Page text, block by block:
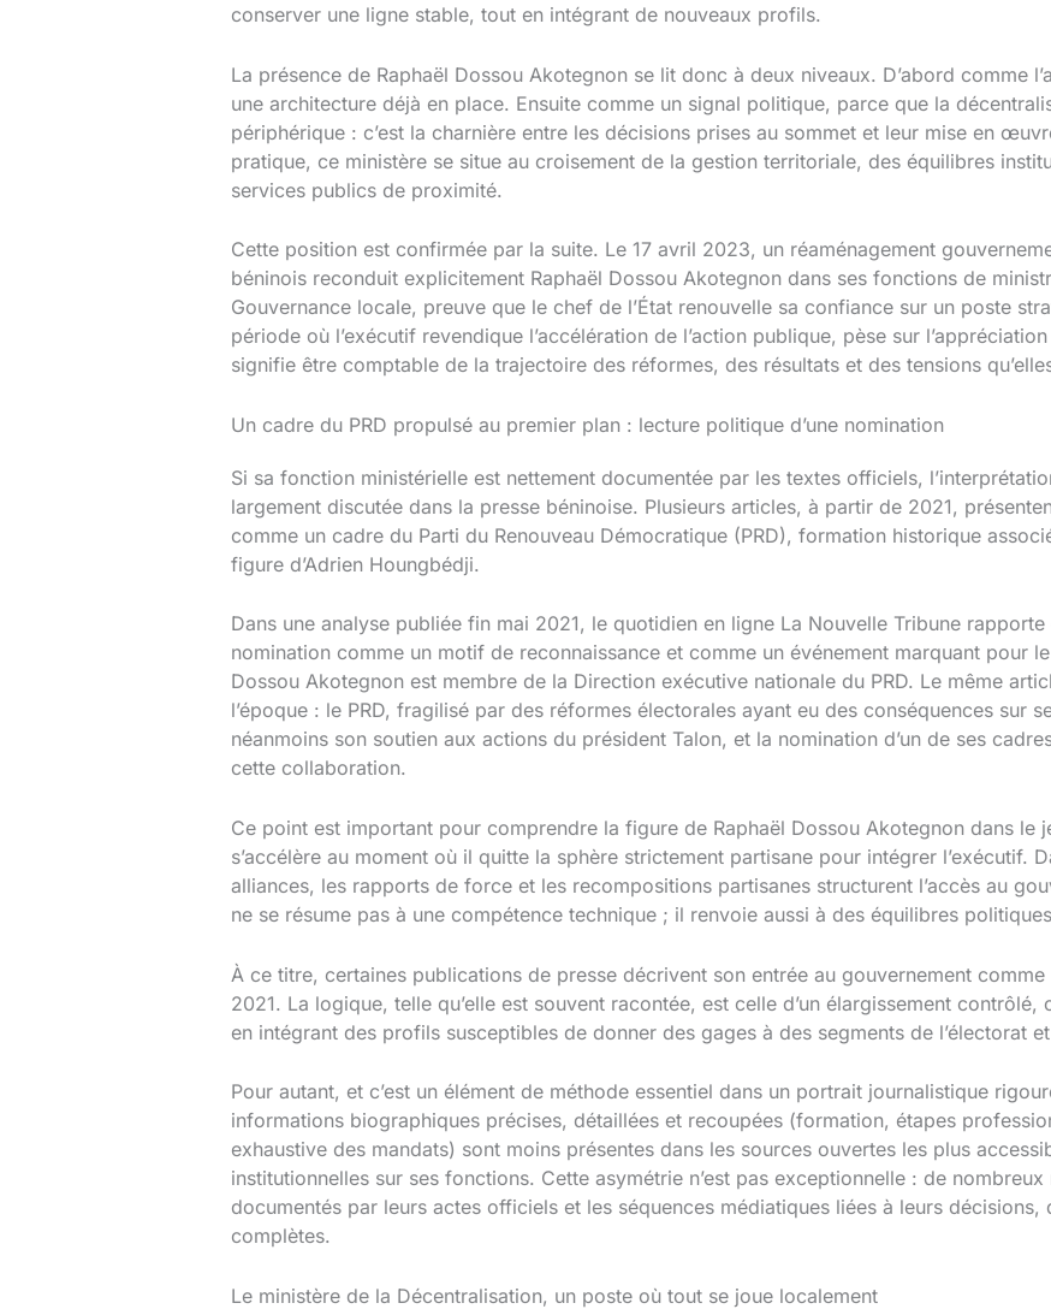
conserver une ligne stable, tout en intégrant de nouveaux profils.
La présence de Raphaël Dossou Akotegnon se lit donc à deux niveaux. D’abord comme
une architecture déjà en place. Ensuite comme un signal politique, parce que la
périphérique : c’est la charnière entre les décisions prises au sommet et leur mise en
pratique, ce ministère se situe au croisement de la gestion territoriale, des équilibres
services publics de proximité.
Cette position est confirmée par la suite. Le 17 avril 2023, un réaménagement
béninois reconduit explicitement Raphaël Dossou Akotegnon dans ses fonctions de
Gouvernance locale, preuve que le chef de l’État renouvelle sa confiance sur un poste
période où l’exécutif revendique l’accélération de l’action publique, pèse sur
signifie être comptable de la trajectoire des réformes, des résultats et des tensions
Un cadre du PRD propulsé au premier plan : lecture politique d’une nomination
Si sa fonction ministérielle est nettement documentée par les textes officiels,
largement discutée dans la presse béninoise. Plusieurs articles, à partir de 2021,
comme un cadre du Parti du Renouveau Démocratique (PRD), formation historique
figure d’Adrien Houngbédji.
Dans une analyse publiée fin mai 2021, le quotidien en ligne La Nouvelle Tribune
nomination comme un motif de reconnaissance et comme un événement marquant pour
Dossou Akotegnon est membre de la Direction exécutive nationale du PRD. Le même
l’époque : le PRD, fragilisé par des réformes électorales ayant eu des conséquences sur
néanmoins son soutien aux actions du président Talon, et la nomination d’un de ses
cette collaboration.
Ce point est important pour comprendre la figure de Raphaël Dossou Akotegnon dans le
s’accélère au moment où il quitte la sphère strictement partisane pour intégrer l’exécutif.
alliances, les rapports de force et les recompositions partisanes structurent l’accès au
ne se résume pas à une compétence technique ; il renvoie aussi à des équilibres
À ce titre, certaines publications de presse décrivent son entrée au gouvernement comme
2021. La logique, telle qu’elle est souvent racontée, est celle d’un élargissement
en intégrant des profils susceptibles de donner des gages à des segments de l’électorat
Pour autant, et c’est un élément de méthode essentiel dans un portrait journalistique
informations biographiques précises, détaillées et recoupées (formation, étapes
exhaustive des mandats) sont moins présentes dans les sources ouvertes les plus
institutionnelles sur ses fonctions. Cette asymétrie n’est pas exceptionnelle : de
documentés par leurs actes officiels et les séquences médiatiques liées à leurs
complètes.
Le ministère de la Décentralisation, un poste où tout se joue localement